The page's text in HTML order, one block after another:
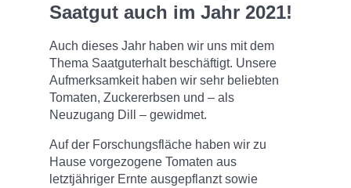
Saatgut auch im Jahr 2021!
Auch dieses Jahr haben wir uns mit dem
Thema Saatguterhalt beschäftigt. Unsere
Aufmerksamkeit haben wir sehr beliebten
Tomaten, Zuckererbsen und – als
Neuzugang Dill – gewidmet.
Auf der Forschungsfläche haben wir zu
Hause vorgezogene Tomaten aus
letztjähriger Ernte ausgepflanzt sowie